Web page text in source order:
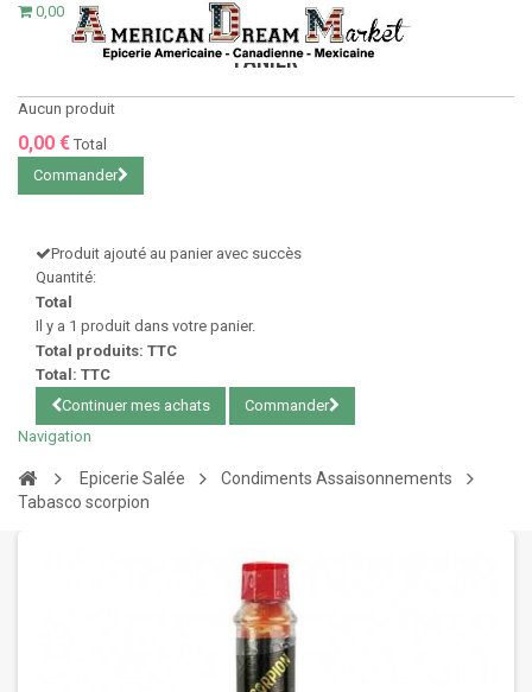
0,00 €
PANIER
Aucun produit
0,00 € Total
Commander
Produit ajouté au panier avec succès
Quantité:
Total
Il y a 1 produit dans votre panier.
Total produits: TTC
Total: TTC
Continuer mes achats
Commander
Navigation
Epicerie Salée
Condiments Assaisonnements
Tabasco scorpion